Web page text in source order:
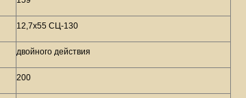
12,7х55 СЦ-130
двойного действия
200